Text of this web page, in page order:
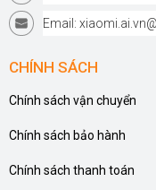
Email:
CHÍNH SÁCH
Chính sách vận chuyển
Chính sách bảo hành
Chính sách thanh toán